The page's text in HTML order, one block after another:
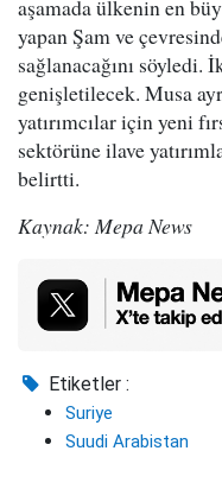
aşamada ülkenin en
yapan Şam ve
sağlanacağını söyledi.
genişletilecek. Musa
yatırımcılar için yeni
sektörüne ilave
belirtti.
Kaynak: Mepa News
Etiketler :
Suriye
Suudi Arabistan